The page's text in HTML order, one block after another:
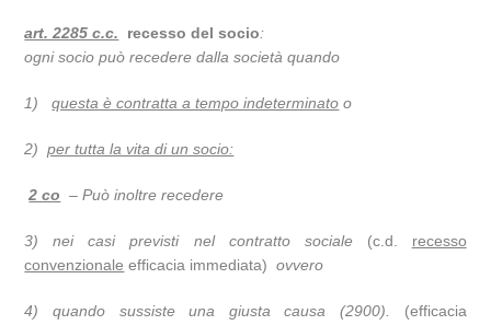
art. 2285 c.c. recesso del socio:
ogni socio può recedere dalla società quando
1)questa è contratta a tempo indeterminato o
2)per tutta la vita di un socio:
2 co – Può inoltre recedere
3) nei casi previsti nel contratto sociale (c.d. recesso
convenzionale efficacia immediata) ovvero
4) quando sussiste una giusta causa (2900).
(efficacia